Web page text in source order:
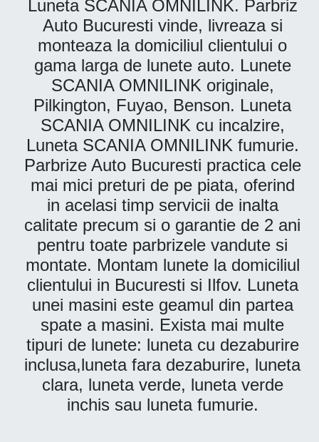
Luneta SCANIA OMNILINK. Parbriz
Auto Bucuresti vinde, livreaza si
monteaza la domiciliul clientului o
gama larga de lunete auto. Lunete
SCANIA OMNILINK originale,
Pilkington, Fuyao, Benson. Luneta
SCANIA OMNILINK cu incalzire,
Luneta SCANIA OMNILINK fumurie.
Parbrize Auto Bucuresti practica cele
mai mici preturi de pe piata, oferind
in acelasi timp servicii de inalta
calitate precum si o garantie de 2 ani
pentru toate parbrizele vandute si
montate. Montam lunete la domiciliul
clientului in Bucuresti si Ilfov. Luneta
unei masini este geamul din partea
spate a masini. Exista mai multe
tipuri de lunete: luneta cu dezaburire
inclusa,luneta fara dezaburire, luneta
clara, luneta verde, luneta verde
inchis sau luneta fumurie.